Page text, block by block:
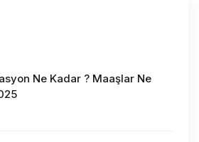
Ne Kadar ? Maaşlar Ne